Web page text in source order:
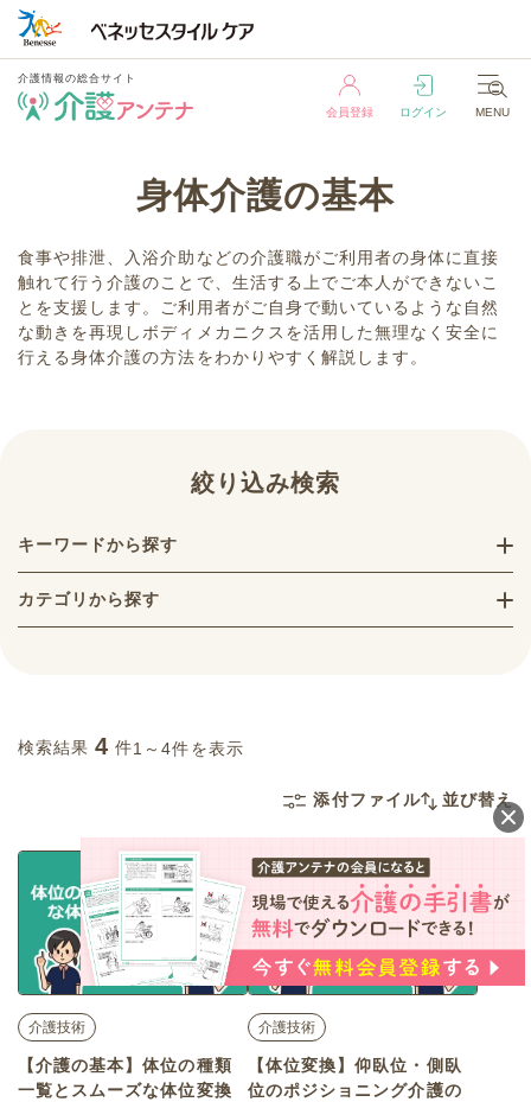
介護情報の総合サイト
会員登録 ログイン MENU
会員登録
身体介護の基本
食事や排泄、入浴介助などの介護職がご利用者の身体に直接
触れて行う介護のことで、生活する上でご本人ができないこ
とを支援します。ご利用者がご自身で動いているような自然
な動きを再現しボディメカニクスを活用した無理なく安全に
行える身体介護の方法をわかりやすく解説します。
絞り込み検索
キーワードから探す
カテゴリから探す
検索結果 4 件1～4件を表示
添付ファイル 並び替え
介護技術
【介護の基本】体位の種類
一覧とスムーズな体位変換
介護技術
【体位変換】仰臥位・側臥
位のポジショニング介護の